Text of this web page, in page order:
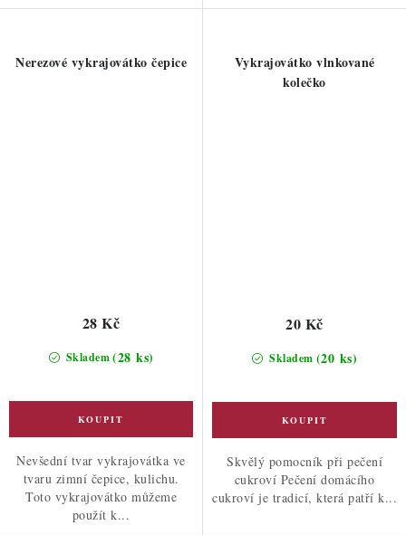
Nerezové vykrajovátko čepice
Skladem(28 ks)
28 Kč
Nevšední tvar vykrajovátka ve
tvaru zimní čepice, kulichu.
Toto vykrajovátko můžeme
použít k...
Vykrajovátko vlnkované
kolečko
Skladem (20 ks)
20 Kč
Skvělý pomocník při pečení
cukroví Pečení domácího
cukroví je tradicí, která patří k...